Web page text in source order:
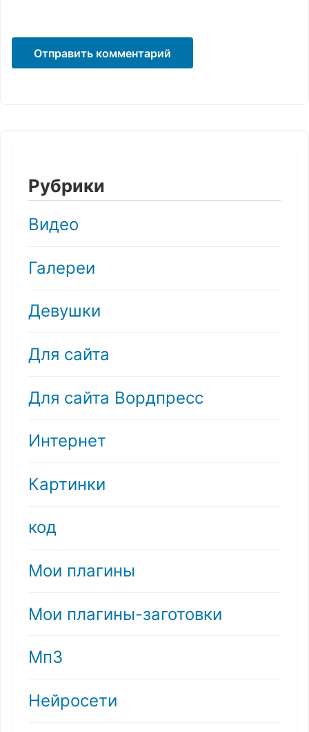
Рубрики
Видео
Галереи
Девушки
Для сайта
Для сайта Вордпресс
Интернет
Картинки
код
Мои плагины
Мои плагины-заготовки
Мп3
Нейросети